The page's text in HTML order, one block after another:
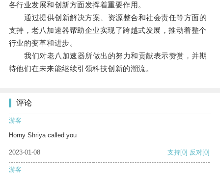
各行业发展和创新方面发挥着重要作用。
通过提供创新解决方案、资源整合和社会责任等方面的
支持，老八加速器帮助企业实现了跨越式发展，推动着整个
行业的变革和进步。
我们对老八加速器所做出的努力和贡献表示赞赏，并期
待他们在未来能继续引领科技创新的潮流。
评论
游客
Horny Shriya called you
2023-01-08 支持[0] 反对[0]
游客